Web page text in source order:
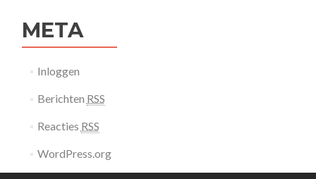
META
Inloggen
Berichten RSS
Reacties RSS
WordPress.org